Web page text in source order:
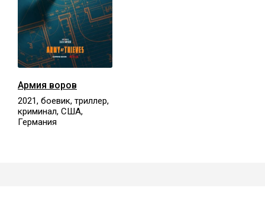
Армия воров
2021, боевик, триллер,
криминал, США,
Германия